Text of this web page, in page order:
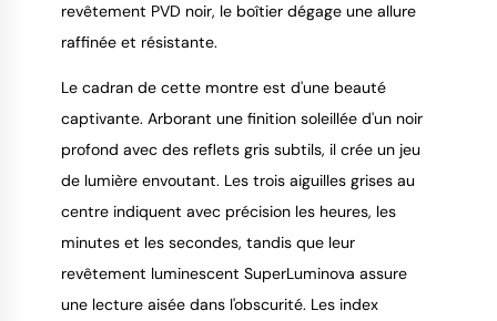
revêtement PVD noir, le boîtier dégage une allure
raffinée et résistante.
Le cadran de cette montre est d'une beauté
captivante. Arborant une finition soleillée d'un noir
profond avec des reflets gris subtils, il crée un jeu
de lumière envoutant. Les trois aiguilles grises au
centre indiquent avec précision les heures, les
minutes et les secondes, tandis que leur
revêtement luminescent SuperLuminova assure
une lecture aisée dans l'obscurité. Les index